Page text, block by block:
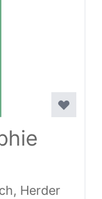
Herder